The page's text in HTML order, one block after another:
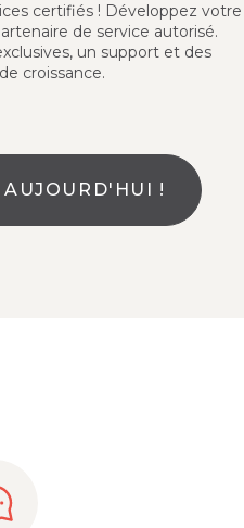
certifiés ! Développez votre
de service autorisé.
un support et des
croissance.
!